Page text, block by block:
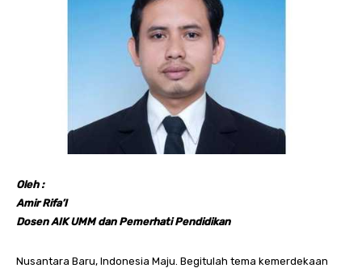
Oleh :
Amir Rifa’I
Dosen AIK UMM dan Pemerhati Pendidikan
Nusantara Baru, Indonesia Maju. Begitulah tema kemerdekaan